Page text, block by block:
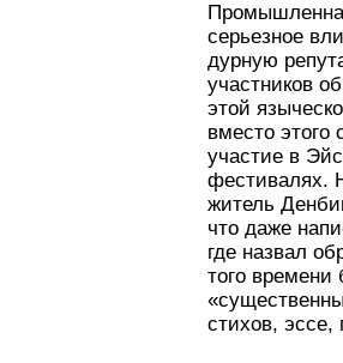
серьезное
дурную
участников
этой
вместо этого
участие в
фестивалях.
житель
что даже
где назвал
того времени
стихов, эссе,